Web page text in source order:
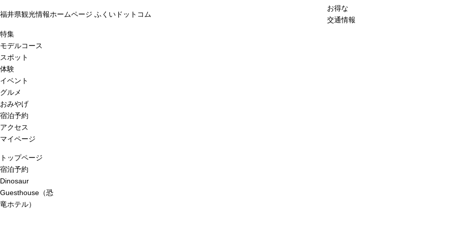
福井県観光情報ホームページ ふくいドットコム
お得な
交通情報
特集
モデルコース
スポット
体験
イベント
グルメ
おみやげ
宿泊予約
アクセス
マイページ
トップページ
宿泊予約
Dinosaur
Guesthouse（恐
竜ホテル）